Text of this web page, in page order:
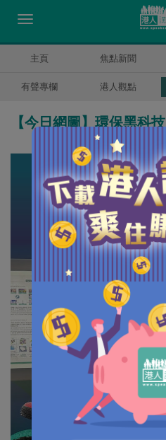
主頁 焦點新聞
有聲專欄 港人觀點
【今日網圖】環保黑科技